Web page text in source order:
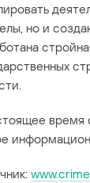
но и
время